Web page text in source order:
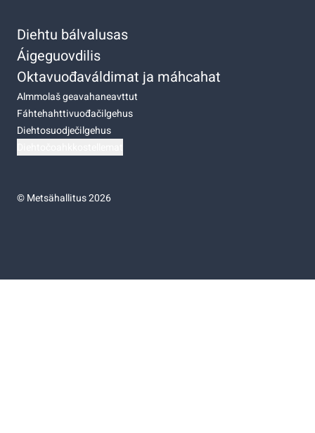
Diehtu bálvalusas
Áigeguovdilis
Oktavuođaváldimat ja máhcahat
Almmolaš geavahaneavttut
Fáhtehahttivuođačilgehus
Diehtosuodječilgehus
©Metsähallitus 2026